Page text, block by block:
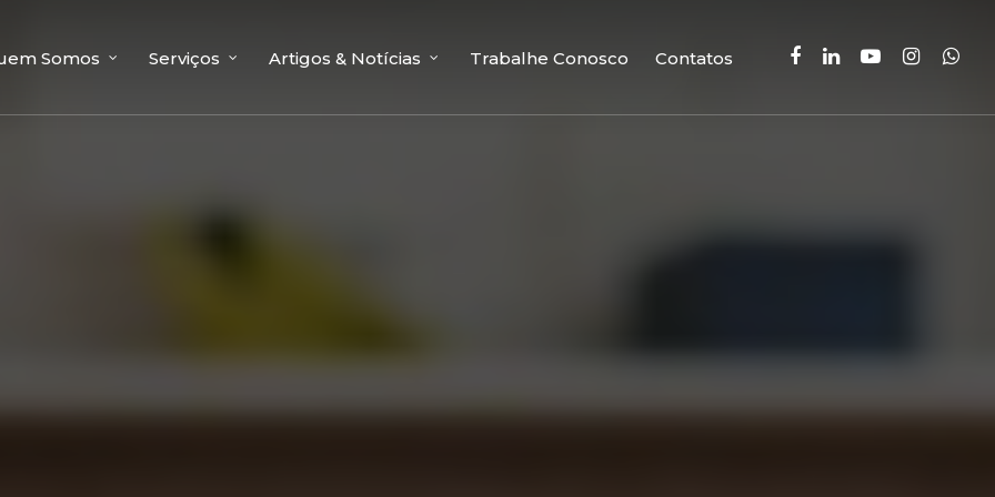
Somos Serviços Artigos & Notícias Trabalhe Conosco Contatos facebooklinkedinyoutubeinstagram